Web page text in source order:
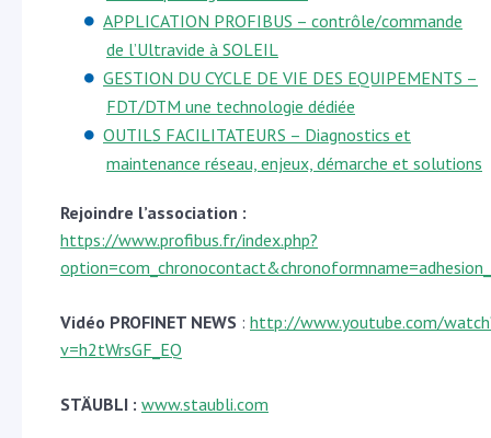
APPLICATION PROFIBUS – contrôle/commande
de l’Ultravide à SOLEIL
GESTION DU CYCLE DE VIE DES EQUIPEMENTS –
FDT/DTM une technologie dédiée
OUTILS FACILITATEURS – Diagnostics et
maintenance réseau, enjeux, démarche et solutions
Rejoindre l’association :
https://www.profibus.fr/index.php?
Vidéo PROFINET NEWS : http://www.youtube.com/
v=h2tWrsGF_EQ
STÄUBLI : www.staubli.com